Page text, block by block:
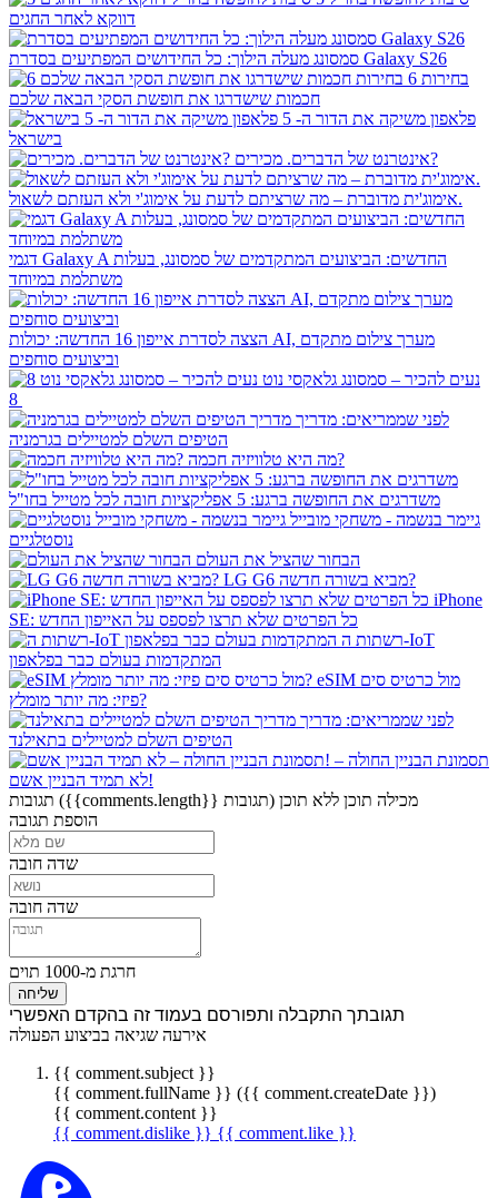
דווקא לאחר החגים
סמסונג מעלה הילוך: כל החידושים המפתיעים בסדרת Galaxy S26
6 בחירות
חכמות שישדרגו את חופשת הסקי הבאה שלכם
פלאפון משיקה את הדור ה- 5
בישראל
אינטרנט של הדברים. מכירים?
אימוג'ית מדוברת – מה שרציתם לדעת על אימוג'י ולא העזתם לשאול.
דגמי Galaxy A החדשים: הביצועים המתקדמים של סמסונג, בעלות
משתלמת במיוחד
הצצה לסדרת אייפון 16 החדשה: יכולות AI, מערך צילום מתקדם
וביצועים סוחפים
נעים להכיר – סמסונג גלאקסי נוט
לפני שממריאים: מדריך
הטיפים השלם למטיילים בגרמניה
מה היא טלוויזיה חכמה?
משדרגים את החופשה ברגע: 5 אפליקציות חובה לכל מטייל בחו"ל
גיימר בנשמה - משחקי מובייל
נוסטלגיים
הבחור שהציל את העולם
LG G6 מביא בשורה חדשה?
iPhone
SE: כל הפרטים שלא תרצו לפספס על האייפון החדש
רשתות ה-IoT
המתקדמות בעולם כבר בפלאפון
eSIM מול כרטיס סים
פיזי: מה יותר מומלץ?
לפני שממריאים: מדריך
הטיפים השלם למטיילים בתאילנד
תסמונת הבניין החולה –
לא תמיד הבניין אשם!
תגובות
({{comments.length}} תגובות) מכילה תוכן ללא תוכן
הוספת תגובה
שדה חובה
שדה חובה
חרגת מ-1000 תוים
שליחה
תגובתך התקבלה ותפורסם בעמוד זה בהקדם האפשרי
אירעה שגיאה בביצוע הפעולה
{{ comment.subject }}
{{ comment.fullName }} ({{ comment.createDate }})
{{ comment.content }}
{{ comment.dislike }} {{ comment.like }}